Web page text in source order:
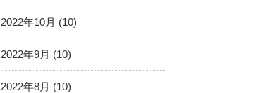
2022年10月 (10)
2022年9月 (10)
2022年8月 (10)